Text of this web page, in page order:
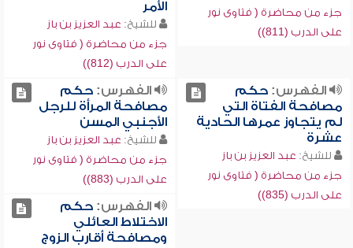
جزء من محاضرة ( فتاوى نور
على الدرب (811))
الأمر
للشيخ: عبد العزيز بن باز
جزء من محاضرة ( فتاوى نور
على الدرب (812))
الفهرس:حكم
مصافحة الفتاة التي
لم يتجاوز عمرها الحادية
عشرة
للشيخ: عبد العزيز بن باز
جزء من محاضرة ( فتاوى نور
على الدرب (835))
الفهرس:حكم
مصافحة المرأة للرجل
الأجنبي المسن
للشيخ: عبد العزيز بن باز
جزء من محاضرة ( فتاوى نور
على الدرب (883))
الفهرس:حكم
الاختلاط العائلي
ومصافحة أقارب الزوج